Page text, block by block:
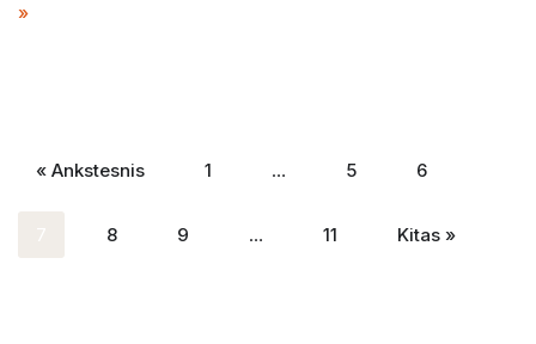
»
« Ankstesnis 1 … 5 6
8 9 … 11 Kitas »